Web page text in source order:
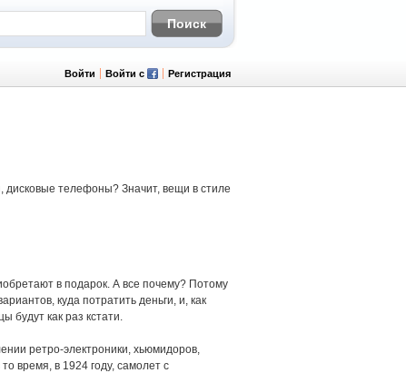
Войти Войти с Регистрация
телефоны? Значит, вещи в стиле
в подарок. А все почему? Потому
куда потратить деньги, и, как
будут как раз кстати.
ретро-электроники, хьюмидоров,
время, в 1924 году, самолет с